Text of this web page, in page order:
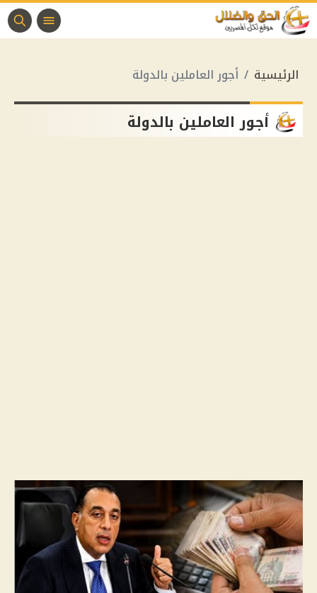
الرئيسية أجور العاملين بالدولة
أجور العاملين بالدولة